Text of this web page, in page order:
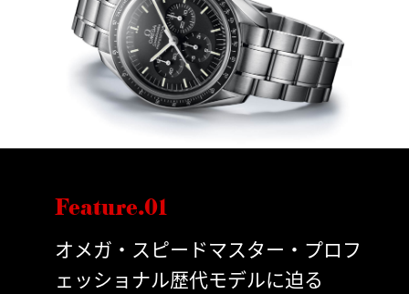
Feature.01
オメガ・スピードマスター・プロフ
ェッショナル歴代モデルに迫る